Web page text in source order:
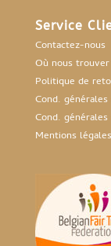
Service
Contactez-nous
Où nous trouver
Politique de
Cond.
Cond.
Mentions légales